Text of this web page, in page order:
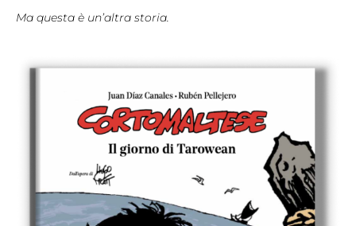
Ma questa è un’altra storia.